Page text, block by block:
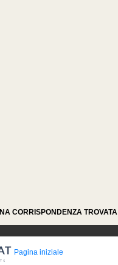
CORRISPONDENZA TROVATA
Pagina iniziale